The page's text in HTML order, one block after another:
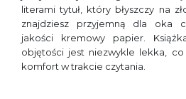
literami tytuł, który błyszczy na
znajdziesz przyjemną dla oka
jakości kremowy papier.
objętości jest niezwykle lekka, co
komfort w trakcie czytania.